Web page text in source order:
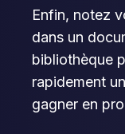
Enfin, notez
dans un
bibliothèque
rapidement
gagner en